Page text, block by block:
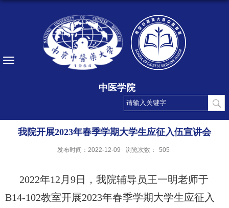
中医学院
我院开展2023年春季学期大学生应征入伍宣讲会
发布时间：2022-12-09 浏览次数： 505
2022年12 月 9日，我院辅导员王一明老师于
B14-102教室开展2023年春季学期大学生应征入